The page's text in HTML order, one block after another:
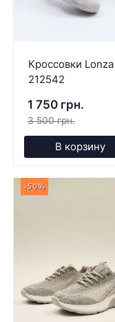
Кроссовки Lonza
212542
1 750 грн.
3 500 грн.
В корзину
-50%